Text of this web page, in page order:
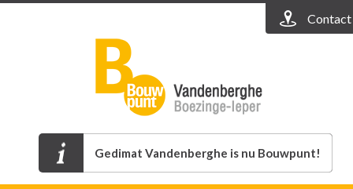
Contact
Gedimat Vandenberghe is nu Bouwpunt!